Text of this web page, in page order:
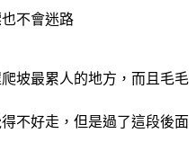
不會迷路
坡最累人的地方，而且毛毛
不好走，但是過了這段後面